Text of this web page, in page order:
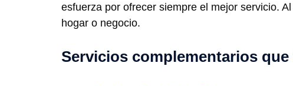
esfuerza por ofrecer siempre el mejor servicio.
hogar o negocio.
Servicios complementarios